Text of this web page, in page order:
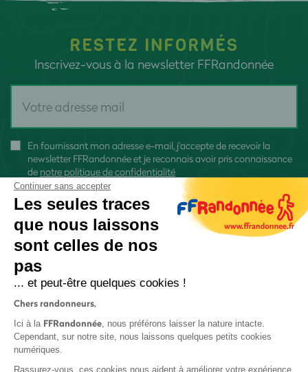
RESTEZ INFORMÉS
Inscrivez-vous à la newsletter FFRandonnée
En fournissant mon adresse e-mail, j'accepte de recevoir la
newsletter FFRandonnée et je reconnais avoir pris connaissance
de notre politique de confidentialité
Continuer sans accepter
Les seules traces
que nous laissons
sont celles de nos
pas
... et peut-être quelques cookies !
Chers randonneurs,
Ici à la FFRandonnée, nous préférons laisser la nature intacte.
Cependant, sur notre site, nous laissons quelques petits cookies
numériques.
Rassurez-vous, ces cookies nous aident à améliorer votre expérience